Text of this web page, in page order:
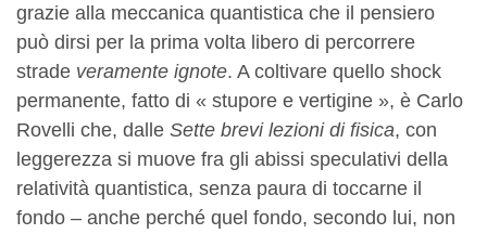
grazie alla meccanica quantistica che il pensiero
può dirsi per la prima volta libero di percorrere
strade veramente ignote. A coltivare quello shock
permanente, fatto di « stupore e vertigine », è Carlo
Rovelli che, dalle Sette brevi lezioni di fisica, con
leggerezza si muove fra gli abissi speculativi della
relatività quantistica, senza paura di toccarne il
fondo – anche perché quel fondo, secondo lui, non